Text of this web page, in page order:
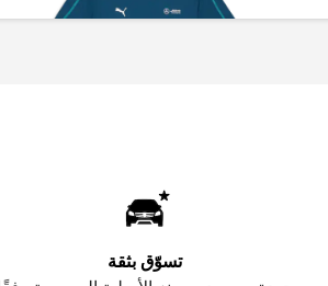
تسوّق بثقة